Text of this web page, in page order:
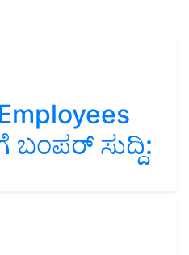
ಬಂಪರ್‌ ಸುದ್ದಿ: